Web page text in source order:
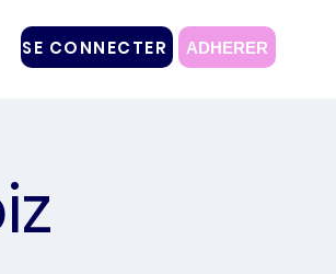
SE CONNECTER ADHERER